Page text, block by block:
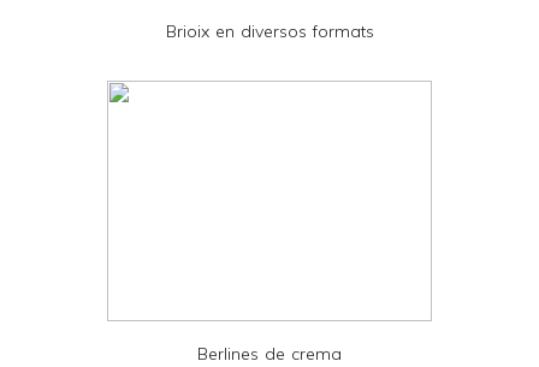
Brioix en diversos formats
Berlines de crema